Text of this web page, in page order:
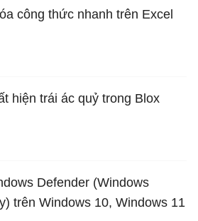
công thức nhanh trên Excel
hiện trái ác quỷ trong Blox
Defender (Windows
trên Windows 10, Windows 11